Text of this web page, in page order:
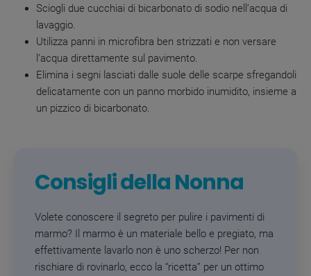
Sciogli due cucchiai di bicarbonato di sodio nell’acqua di
lavaggio.
Utilizza panni in microfibra ben strizzati e non versare
l’acqua direttamente sul pavimento.
Elimina i segni lasciati dalle suole delle scarpe sfregandoli
delicatamente con un panno morbido inumidito, insieme a
un pizzico di bicarbonato.
Consigli della Nonna
Volete conoscere il segreto per pulire i pavimenti di
marmo? Il marmo è un materiale bello e pregiato, ma
effettivamente lavarlo non è uno scherzo! Per non
rischiare di rovinarlo, ecco la “ricetta” per un ottimo